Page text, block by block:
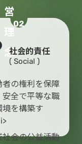
営
理
念
02
社会的責任
( Social )
者の権利を保障
安全で平等な職
境を構築す
社会の公益活動